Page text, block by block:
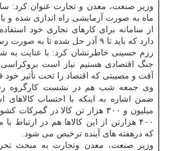
وزیر صنعت، معدن و تجارت عنوان کرد:
ماه به صورت آزمایشی راه اندازی شده و
از سامانه برای کارهای تجاری خود
دارد که باید تا ۹ آذر حل شده تا به صورت رسمی شروع به کار کند.
رزم حسینی خاطرنشان کرد: با عنایت به
جنگ اقتصادی هستیم نیاز است
آفت و مصیبتی که اقتصاد را تحت تأثیر خود
وی جمعه شب هم در نشست کارگروه رفع
ضمن اشاره به اینکه با احتساب
میلیون و ۳۰۰ هزار تن کالا در
۴۰۰ هزارتن از این کالاها هم در ارتباط
که درهفته های آینده ترخیص می شود.
وزیر صنعت، معدن وتجارت به مبحث